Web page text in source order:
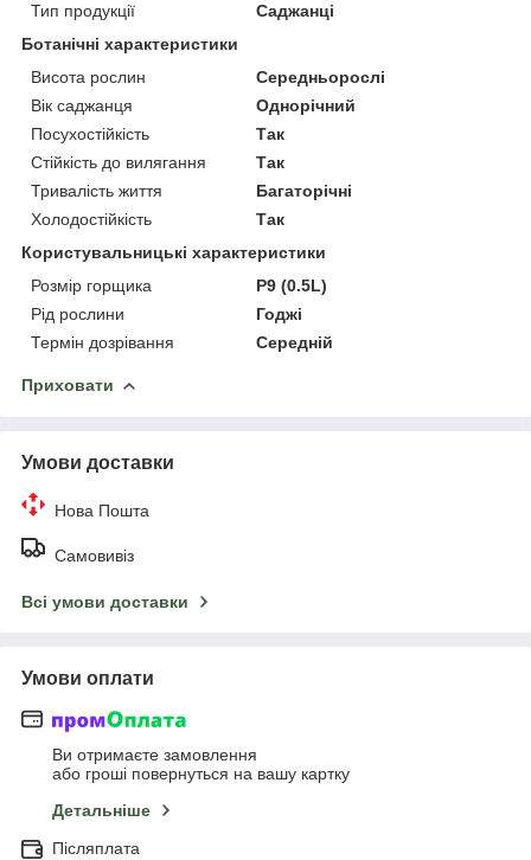
Тип продукції
Саджанці
Ботанічні характеристики
Висота рослин
Середньорослі
Вік саджанця
Однорічний
Посухостійкість
Так
Стійкість до вилягання
Так
Тривалість життя
Багаторічні
Холодостійкість
Так
Користувальницькі характеристики
Розмір горщика
P9 (0.5L)
Рід рослини
Годжі
Термін дозрівання
Середній
Приховати
Умови доставки
Нова Пошта
Самовивіз
Всі умови доставки
Умови оплати
Ви отримаєте замовлення
або гроші повернуться на вашу картку
Детальніше
Післяплата